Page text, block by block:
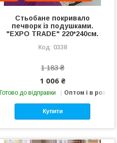
Стьобане покривало
печворк із подушками.
"EXPO TRADE" 220*240см.
0338
1 183 ₴
1 006 ₴
Готово до відправки Оптом і в роздріб
Купити